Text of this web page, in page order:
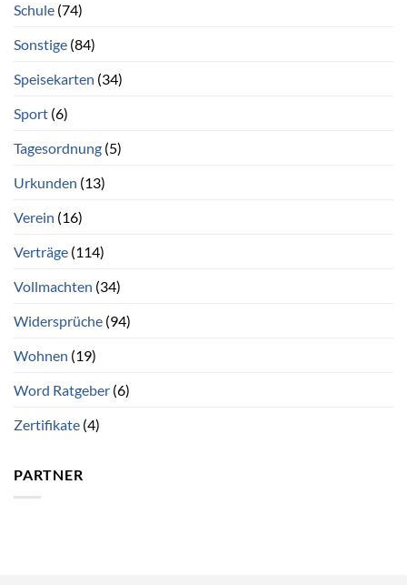
Schule (74)
Sonstige (84)
Speisekarten (34)
Sport (6)
Tagesordnung (5)
Urkunden (13)
Verein (16)
Verträge (114)
Vollmachten (34)
Widersprüche (94)
Wohnen (19)
Word Ratgeber (6)
Zertifikate (4)
PARTNER